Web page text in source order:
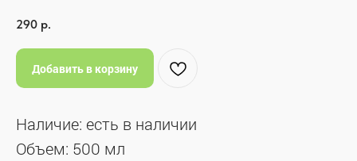
290 р.
Добавить в корзину
Наличие: есть в наличии
Объем: 500 мл